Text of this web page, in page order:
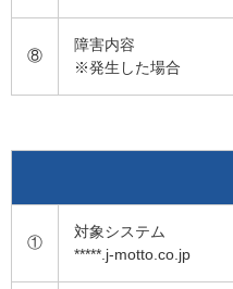
⑧
障害内容
※発生した場合
①
対象システム
*****.j-motto.co.jp